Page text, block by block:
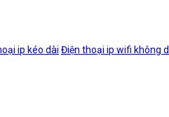
ip kéo dài Điện thoại ip wifi không